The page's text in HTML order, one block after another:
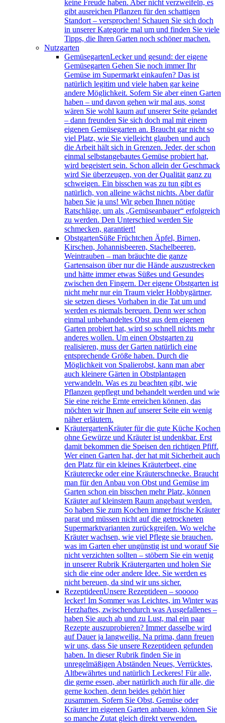
keine Freude haben. Aber nicht verzweifeln, es
gibt ausreichen Pflanzen für den schattigen
Standort – versprochen! Schauen Sie sich doch
in unserer Kategorie mal um und finden Sie viele
Tipps, die Ihren Garten noch schöner machen.
Nutzgarten
GemüsegartenLecker und gesund: der eigene
Gemüsegarten Gehen Sie noch immer Ihr
Gemüse im Supermarkt einkaufen? Das ist
natürlich legitim und viele haben gar keine
andere Möglichkeit. Sofern Sie aber einen Garten
haben – und davon gehen wir mal aus, sonst
wären Sie wohl kaum auf unserer Seite gelandet
– dann freunden Sie sich doch mal mit einem
eigenen Gemüsegarten an. Braucht gar nicht so
viel Platz, wie Sie vielleicht glauben und auch
die Arbeit hält sich in Grenzen. Jeder, der schon
einmal selbstangebautes Gemüse probiert hat,
wird begeistert sein. Schon allein der Geschmack
wird Sie überzeugen, von der Qualität ganz zu
schweigen. Ein bisschen was zu tun gibt es
natürlich, von alleine wächst nichts. Aber dafür
haben Sie ja uns! Wir geben Ihnen nötige
Ratschläge, um als „Gemüseanbauer“ erfolgreich
zu werden. Den Unterschied werden Sie
schmecken, garantiert!
ObstgartenSüße Früchtchen Äpfel, Birnen,
Kirschen, Johannisbeeren, Stachelbeeren,
Weintrauben – man bräuchte die ganze
Gartensaison über nur die Hände auszustrecken
und hätte immer etwas Süßes und Gesundes
zwischen den Fingern. Der eigene Obstgarten ist
nicht mehr nur ein Traum vieler Hobbygärtner,
sie setzen dieses Vorhaben in die Tat um und
werden es niemals bereuen. Denn wer schon
einmal unbehandeltes Obst aus dem eigenen
Garten probiert hat, wird so schnell nichts mehr
anderes wollen. Um einen Obstgarten zu
realisieren, muss der Garten natürlich eine
entsprechende Größe haben. Durch die
Möglichkeit von Spalierobst, kann man aber
auch kleinere Gärten in Obstplantagen
verwandeln. Was es zu beachten gibt, wie
Pflanzen gepflegt und behandelt werden und wie
Sie eine reiche Ernte erreichen können, das
möchten wir Ihnen auf unserer Seite ein wenig
näher erläutern.
KräutergartenKräuter für die gute Küche Kochen
ohne Gewürze und Kräuter ist undenkbar. Erst
damit bekommen die Speisen den richtigen Pfiff.
Wer einen Garten hat, der hat mit Sicherheit auch
den Platz für ein kleines Kräuterbeet, eine
Kräuterecke oder eine Kräuterschnecke. Braucht
man für den Anbau von Obst und Gemüse im
Garten schon ein bisschen mehr Platz, können
Kräuter auf kleinstem Raum angebaut werden.
So haben Sie zum Kochen immer frische Kräuter
parat und müssen nicht auf die getrockneten
Supermarktvarianten zurückgreifen. Wo welche
Kräuter wachsen, wie viel Pflege sie brauchen,
was im Garten eher ungünstig ist und worauf Sie
nicht verzichten sollten – stöbern Sie ein wenig
in unserer Rubrik Kräutergarten und holen Sie
sich die eine oder andere Idee. Sie werden es
nicht bereuen, da sind wir uns sicher.
RezeptideenUnsere Rezeptideen – sooooo
lecker! Im Sommer was Leichtes, im Winter was
Herzhaftes, zwischendurch was Ausgefallenes –
haben Sie auch ab und zu Lust, mal ein paar
Rezepte auszuprobieren? Immer dasselbe wird
auf Dauer ja langweilig. Na prima, dann freuen
wir uns, dass Sie unsere Rezeptideen gefunden
haben. In dieser Rubrik finden Sie in
unregelmäßigen Abständen Neues, Verrücktes,
Altbewährtes und natürlich Leckeres! Für alle,
die gerne essen, aber natürlich auch für alle, die
gerne kochen, denn beides gehört hier
zusammen. Sofern Sie Obst, Gemüse oder
Kräuter im eigenen Garten anbauen, können Sie
so manche Zutat gleich direkt verwenden.